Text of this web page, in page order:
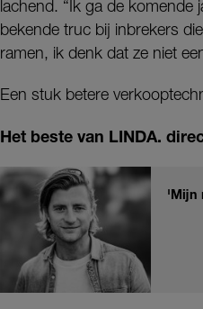
lachend. “Ik ga de komende
bekende truc bij inbrekers
ramen, ik denk dat ze niet
Een stuk betere
Het beste van LINDA.
'Mijn